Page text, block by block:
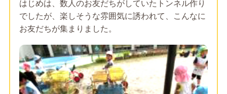
はじめは、数人のお友だちがしていたトンネル作り
でしたが、楽しそうな雰囲気に誘われて、こんなに
お友だちが集まりました。